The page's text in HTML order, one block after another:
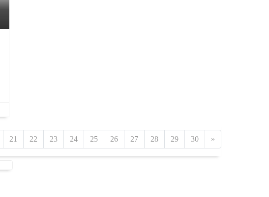
21 22 23 24 25 26 27 28 29 30 »